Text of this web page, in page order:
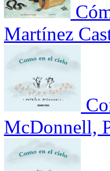
Martínez
McDonnell,